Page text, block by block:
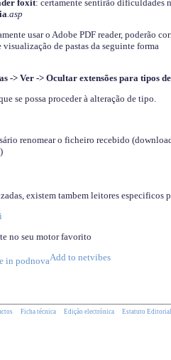
foxit: certamente sentirão dificuldades
.asp
usar o Adobe PDF reader, poderão
de pastas da seguinte forma
-> Ver -> Ocultar extensões para tipos
se possa proceder à alteração de tipo.
renomear o ficheiro recebido
existem tambem leitores especificos
no seu motor favorito
Ficha técnica Edição electrónica Estatuto Editorial